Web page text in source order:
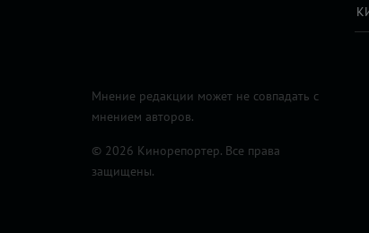
Мнение редакции может не совпадать с
мнением авторов.
© 2026 Кинорепортер. Все права
защищены.